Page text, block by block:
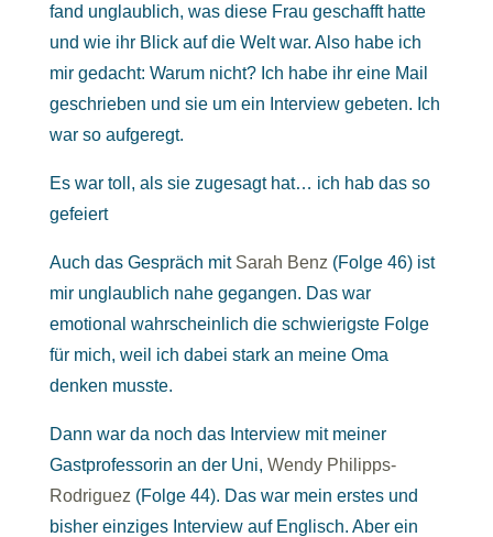
fand unglaublich, was diese Frau geschafft hatte
und wie ihr Blick auf die Welt war. Also habe ich
mir gedacht: Warum nicht? Ich habe ihr eine Mail
geschrieben und sie um ein Interview gebeten. Ich
war so aufgeregt.
Es war toll, als sie zugesagt hat… ich hab das so
gefeiert
Auch das Gespräch mit Sarah Benz (Folge 46) ist
mir unglaublich nahe gegangen. Das war
emotional wahrscheinlich die schwierigste Folge
für mich, weil ich dabei stark an meine Oma
denken musste.
Dann war da noch das Interview mit meiner
Gastprofessorin an der Uni, Wendy Philipps-
Rodriguez (Folge 44). Das war mein erstes und
bisher einziges Interview auf Englisch. Aber ein